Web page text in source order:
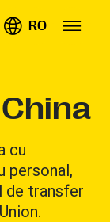
RO
cu
personal,
de transfer